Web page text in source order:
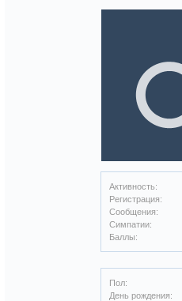
Активность:
Регистрация:
Сообщения:
Симпатии:
Баллы:
Пол:
День рождения: